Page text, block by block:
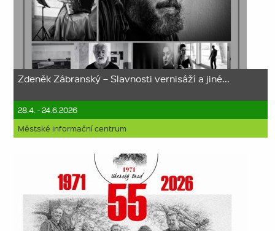
Zdeněk Zábranský – Slavnosti vernisáží a jiné...
28.4. - 24.6.2026
Městské informační centrum